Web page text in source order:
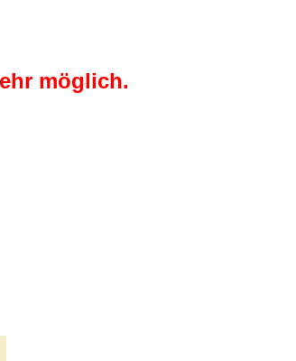
möglich.